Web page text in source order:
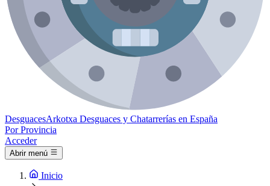
DesguacesArkotxa Desguaces y Chatarrerías en España
Por Provincia
Acceder
Abrir menú
Inicio